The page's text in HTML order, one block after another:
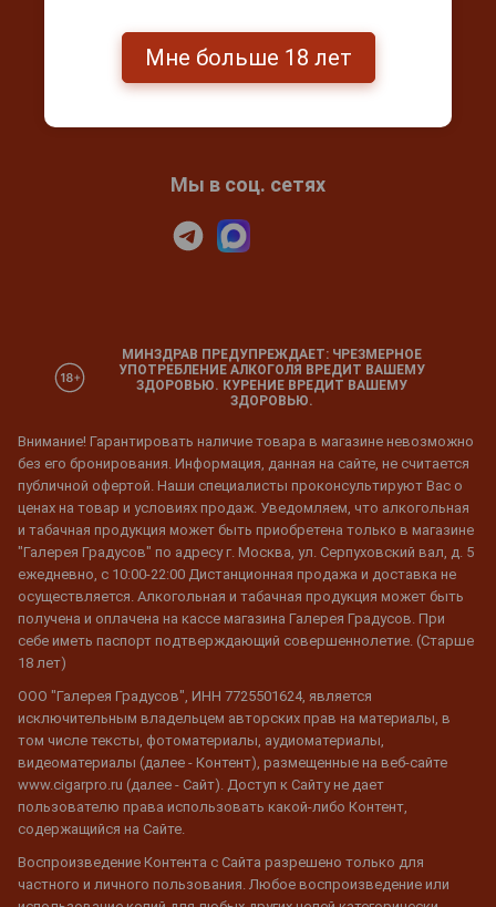
Мы в соц. сетях
МИНЗДРАВ ПРЕДУПРЕЖДАЕТ: ЧРЕЗМЕРНОЕ
УПОТРЕБЛЕНИЕ АЛКОГОЛЯ ВРЕДИТ ВАШЕМУ
ЗДОРОВЬЮ. КУРЕНИЕ ВРЕДИТ ВАШЕМУ
ЗДОРОВЬЮ.
Внимание! Гарантировать наличие товара в магазине невозможно
без его бронирования. Информация, данная на сайте, не считается
публичной офертой. Наши специалисты проконсультируют Вас о
ценах на товар и условиях продаж. Уведомляем, что алкогольная
и табачная продукция может быть приобретена только в магазине
"Галерея Градусов" по адресу г. Москва, ул. Серпуховский вал, д. 5
ежедневно, с 10:00-22:00 Дистанционная продажа и доставка не
осуществляется. Алкогольная и табачная продукция может быть
получена и оплачена на кассе магазина Галерея Градусов. При
себе иметь паспорт подтверждающий совершеннолетие. (Старше
18 лет)
ООО "Галерея Градусов", ИНН 7725501624, является
исключительным владельцем авторских прав на материалы, в
том числе тексты, фотоматериалы, аудиоматериалы,
видеоматериалы (далее - Контент), размещенные на веб-сайте
www.cigarpro.ru (далее - Сайт). Доступ к Сайту не дает
пользователю права использовать какой-либо Контент,
содержащийся на Сайте.
Воспроизведение Контента с Сайта разрешено только для
частного и личного пользования. Любое воспроизведение или
Мне больше 18 лет